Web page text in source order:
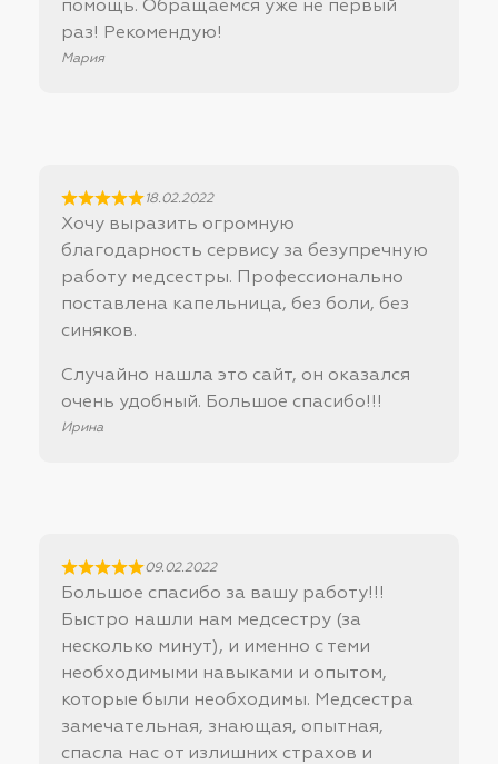
помощь. Обращаемся уже не первый
раз! Рекомендую!
Мария
18.02.2022
Хочу выразить огромную
благодарность сервису за безупречную
работу медсестры. Профессионально
поставлена капельница, без боли, без
синяков.
Случайно нашла это сайт, он оказался
очень удобный. Большое спасибо!!!
Ирина
09.02.2022
Большое спасибо за вашу работу!!!
Быстро нашли нам медсестру (за
несколько минут), и именно с теми
необходимыми навыками и опытом,
которые были необходимы. Медсестра
замечательная, знающая, опытная,
спасла нас от излишних страхов и